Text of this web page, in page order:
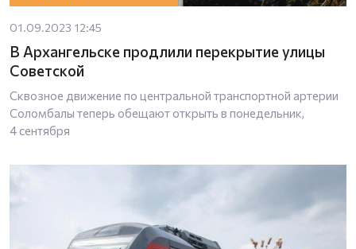
01.09.2023 12:45
В Архангельске продлили перекрытие улицы
Советской
Сквозное движение по центральной транспортной артерии
Соломбалы теперь обещают открыть в понедельник,
4 сентября